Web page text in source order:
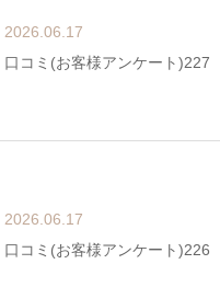
2026.06.17
口コミ(お客様アンケート)227
2026.06.17
口コミ(お客様アンケート)226